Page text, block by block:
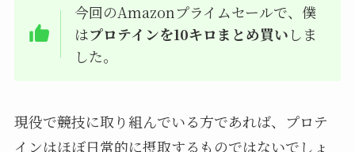
今回のAmazonプライムセールで、僕
はプロテインを10キロまとめ買いしま
した。
現役で競技に取り組んでいる方であれば、プロテ
インはほぼ日常的に摂取するものではないでしょ